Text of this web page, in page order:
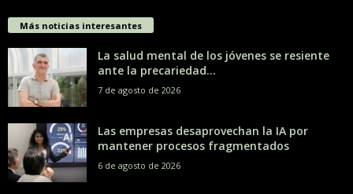
Más noticias interesantes
La salud mental de los jóvenes se resiente
ante la precariedad...
7 de agosto de 2026
Las empresas desaprovechan la IA por
mantener procesos fragmentados
6 de agosto de 2026